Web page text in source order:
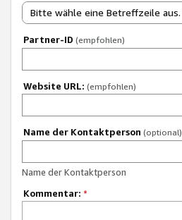
Bitte wähle eine Betreffzeile aus.
Partner-ID (empfohlen)
Website URL: (empfohlen)
Name der Kontaktperson (optional)
Name der Kontaktperson
Kommentar: *